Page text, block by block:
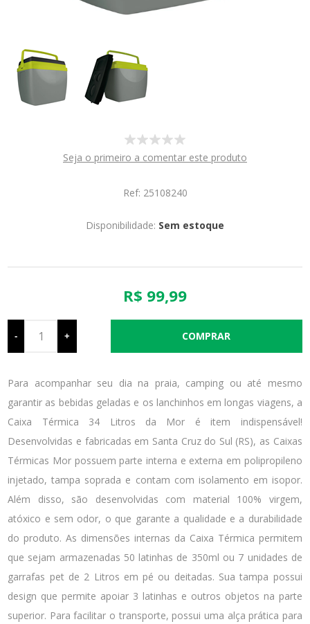
Seja o primeiro a comentar este produto
Ref: 25108240
Disponibilidade: Sem estoque
R$ 99,99
- +
Para acompanhar seu dia na praia, camping ou até mesmo
garantir as bebidas geladas e os lanchinhos em longas viagens, a
Caixa Térmica 34 Litros da Mor é item indispensável!
Desenvolvidas e fabricadas em Santa Cruz do Sul (RS), as Caixas
Térmicas Mor possuem parte interna e externa em polipropileno
injetado, tampa soprada e contam com isolamento em isopor.
Além disso, são desenvolvidas com material 100% virgem,
atóxico e sem odor, o que garante a qualidade e a durabilidade
do produto. As dimensões internas da Caixa Térmica permitem
que sejam armazenadas 50 latinhas de 350ml ou 7 unidades de
garrafas pet de 2 Litros em pé ou deitadas. Sua tampa possui
design que permite apoiar 3 latinhas e outros objetos na parte
superior. Para facilitar o transporte, possui uma alça prática para